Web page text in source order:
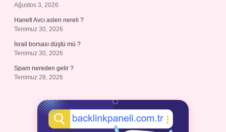
Ağustos 3, 2026
Hanefi Avcı aslen nereli ?
Temmuz 30, 2026
İsrail borsası düştü mü ?
Temmuz 30, 2026
Spam nereden gelir ?
Temmuz 28, 2026